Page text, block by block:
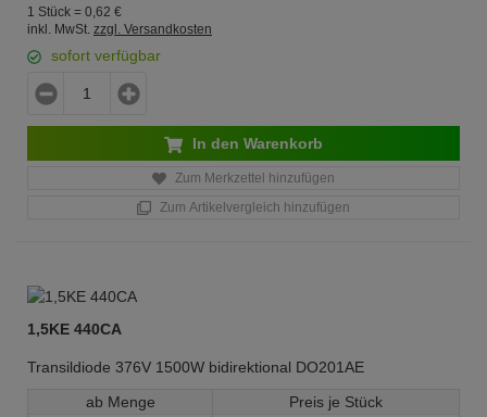
1 Stück = 0, 62 €
inkl. MwSt. zzgl. Versandkosten
sofort verfügbar
In den Warenkorb
Zum Merkzettel hinzufügen
Zum Artikelvergleich hinzufügen
1,5KE 440CA
Transildiode 376V 1500W bidirektional DO201AE
ab Menge
Preis je Stück